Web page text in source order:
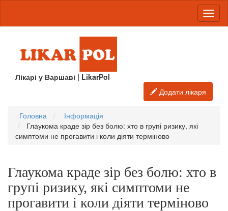
Лікарі у Варшаві | LikarPol
Додати лікаря
Головна
Інформація
Глаукома краде зір без болю: хто в групі ризику, які
симптоми не прогавити і коли діяти терміново
Глаукома краде зір без болю: хто в
групі ризику, які симптоми не
прогавити і коли діяти терміново